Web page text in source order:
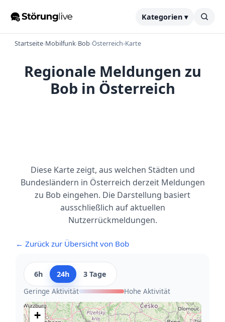
Kategorien ▾
Startseite›Mobilfunk›Bob›Österreich-Karte
Regionale Meldungen zu
Bob in Österreich
Diese Karte zeigt, aus welchen Städten und
Bundesländern in Österreich derzeit Meldungen
zu Bob eingehen. Die Darstellung basiert
ausschließlich auf aktuellen
Nutzerrückmeldungen.
← Zurück zur Übersicht von Bob
6h 24h
3 Tage
Geringe Aktivität
Hohe Aktivität
+